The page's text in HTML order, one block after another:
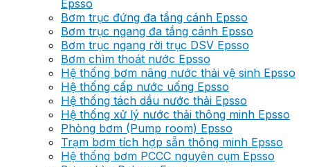
Epsso
Bơm trục đứng đa tầng cánh Epsso
Bơm trục ngang đa tầng cánh Epsso
Bơm trục ngang rời trục DSV Epsso
Bơm chìm thoát nước Epsso
Hệ thống bơm nâng nước thải vệ sinh Epsso
Hệ thống cấp nước uống Epsso
Hệ thống tách dầu nước thải Epsso
Hệ thống xử lý nước thải thông minh Epsso
Phòng bơm (Pump room) Epsso
Trạm bơm tích hợp sẵn thông minh Epsso
Hệ thống bơm PCCC nguyên cụm Epsso